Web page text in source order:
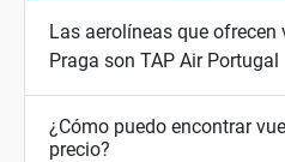
Las aerolíneas que ofrecen
Praga son TAP Air Portugal
¿Cómo puedo encontrar
precio?